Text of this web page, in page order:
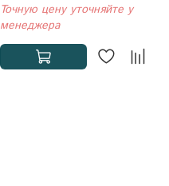
Точную цену уточняйте у
менеджера